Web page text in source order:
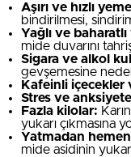
Aşırı ve hızlı
bindirilmesi,
Yağlı ve
mide duvarını
Sigara ve alkol
gevşemesine
Kafeinli içecekler
Stres ve
Fazla kilolar:
yukarı çıkmasına
Yatmadan
mide asidinin